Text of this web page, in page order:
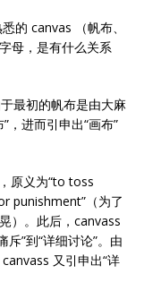
的 canvas （帆布、
母，是有什么关系
最初的帆布是由大麻
，进而引申出“画布”
原义为“to toss
punishment”（为了
）。此后，canvass
斥”到“详细讨论”。由
又引申出“详